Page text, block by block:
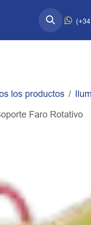
los productos
Faro Rotativo